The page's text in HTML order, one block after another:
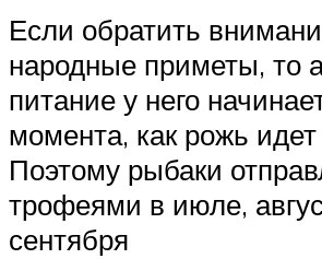
Если обратить
народные приметы, то
питание у него
момента, как рожь идет
Поэтому рыбаки
трофеями в июле,
сентября